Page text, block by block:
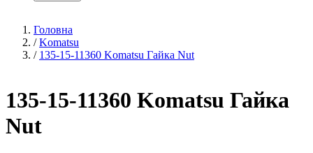
Головна
/ Komatsu
/ 135-15-11360 Komatsu Гайка Nut
135-15-11360 Komatsu Гайка
Nut